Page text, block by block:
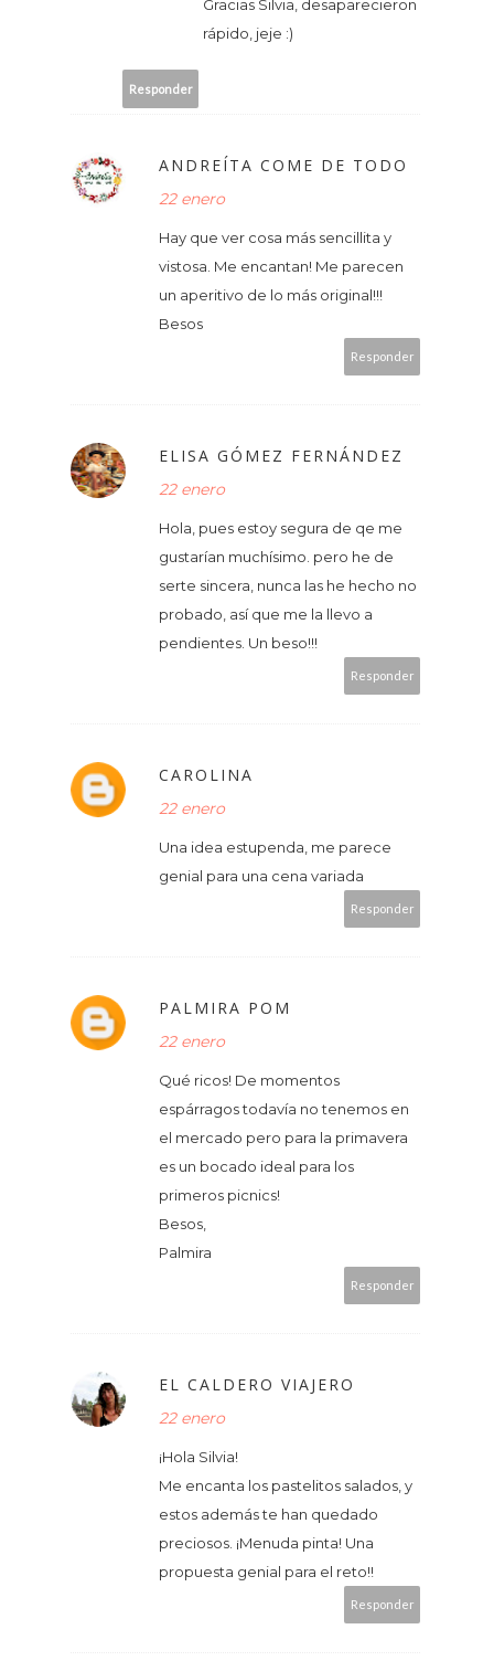
Gracias Silvia, desaparecieron
rápido, jeje :)
Responder
ANDREÍTA COME DE TODO
22 enero
Hay que ver cosa más sencillita y
vistosa. Me encantan! Me parecen
un aperitivo de lo más original!!!
Besos
Responder
ELISA GÓMEZ FERNÁNDEZ
22 enero
Hola, pues estoy segura de qe me
gustarían muchísimo. pero he de
serte sincera, nunca las he hecho no
probado, así que me la llevo a
pendientes. Un beso!!!
Responder
CAROLINA
22 enero
Una idea estupenda, me parece
genial para una cena variada
Responder
PALMIRA POM
22 enero
Qué ricos! De momentos
espárragos todavía no tenemos en
el mercado pero para la primavera
es un bocado ideal para los
primeros picnics!
Besos,
Palmira
Responder
EL CALDERO VIAJERO
22 enero
¡Hola Silvia!
Me encanta los pastelitos salados, y
estos además te han quedado
preciosos. ¡Menuda pinta! Una
propuesta genial para el reto!!
Responder